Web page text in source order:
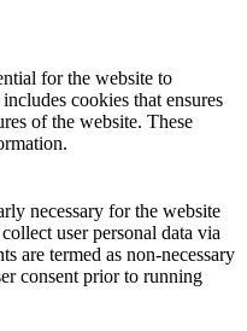
for the website to
cookies that ensures
of the website. These
necessary for the website
user personal data via
are termed as non-necessary
consent prior to running